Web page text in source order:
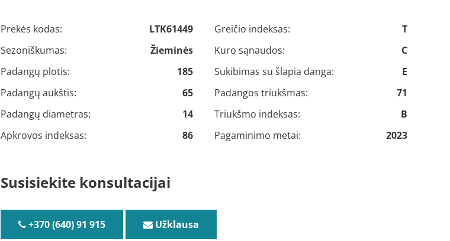
Prekės kodas:
LTK61449
Sezoniškumas:
Žieminės
Padangų plotis:
185
Padangų aukštis:
65
Padangų diametras:
14
Apkrovos indeksas:
86
Greičio indeksas:
T
Kuro sąnaudos:
C
Sukibimas su šlapia danga:
E
Padangos triukšmas:
71
Triukšmo indeksas:
B
Pagaminimo metai:
2023
Susisiekite konsultacijai
+370 (640) 91 915 Užklausa